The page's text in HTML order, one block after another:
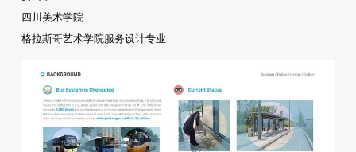
四川美术学院
格拉斯哥艺术学院服务设计专业